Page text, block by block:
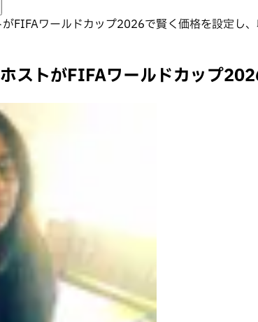
FIFAワールドカップ2026で賢く価格を設定し
ストがFIFAワールドカップ